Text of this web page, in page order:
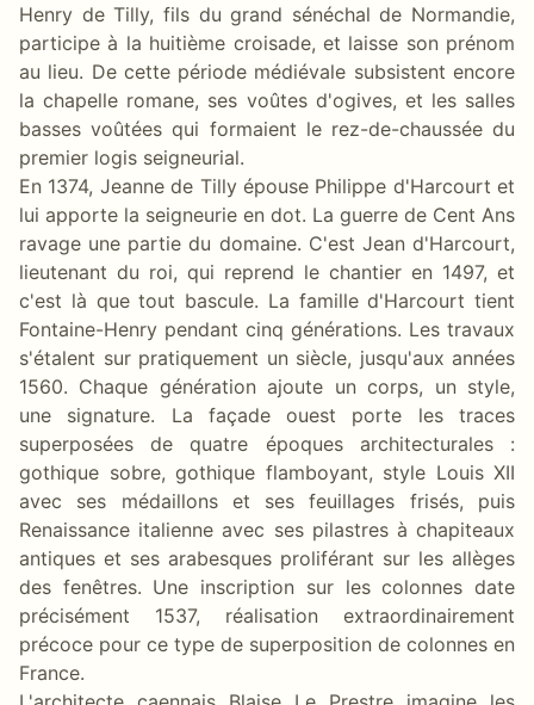
Henry de Tilly, fils du grand sénéchal de Normandie,
participe à la huitième croisade, et laisse son prénom
au lieu. De cette période médiévale subsistent encore
la chapelle romane, ses voûtes d'ogives, et les salles
basses voûtées qui formaient le rez-de-chaussée du
premier logis seigneurial.
En 1374, Jeanne de Tilly épouse Philippe d'Harcourt et
lui apporte la seigneurie en dot. La guerre de Cent Ans
ravage une partie du domaine. C'est Jean d'Harcourt,
lieutenant du roi, qui reprend le chantier en 1497, et
c'est là que tout bascule. La famille d'Harcourt tient
Fontaine-Henry pendant cinq générations. Les travaux
s'étalent sur pratiquement un siècle, jusqu'aux années
1560. Chaque génération ajoute un corps, un style,
une signature. La façade ouest porte les traces
superposées de quatre époques architecturales :
gothique sobre, gothique flamboyant, style Louis XII
avec ses médaillons et ses feuillages frisés, puis
Renaissance italienne avec ses pilastres à chapiteaux
antiques et ses arabesques proliférant sur les allèges
des fenêtres. Une inscription sur les colonnes date
précisément 1537, réalisation extraordinairement
précoce pour ce type de superposition de colonnes en
France.